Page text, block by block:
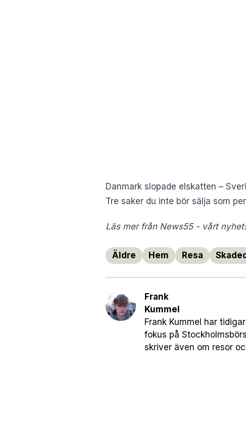
Danmark slopade elskatten –
Tre saker du inte bör sälja som
Läs mer från News55 - vårt
Äldre Hem Resa
Frank
Kummel
Frank Kummel har
fokus på
skriver även om resor